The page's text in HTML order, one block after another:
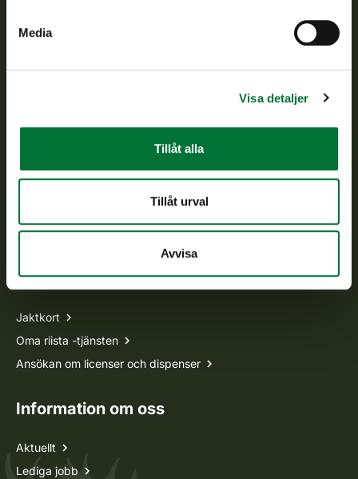
Media
Visa detaljer
Tillåt alla
Tillåt urval
Avvisa
verkställs och svarar för de offentliga förvaltningsuppgifter
som föreskrivs.
tel. 029 431 2001
Jaktkort
Oma riista -tjänsten
Ansökan om licenser och dispenser
Information om oss
Aktuellt
Lediga jobb